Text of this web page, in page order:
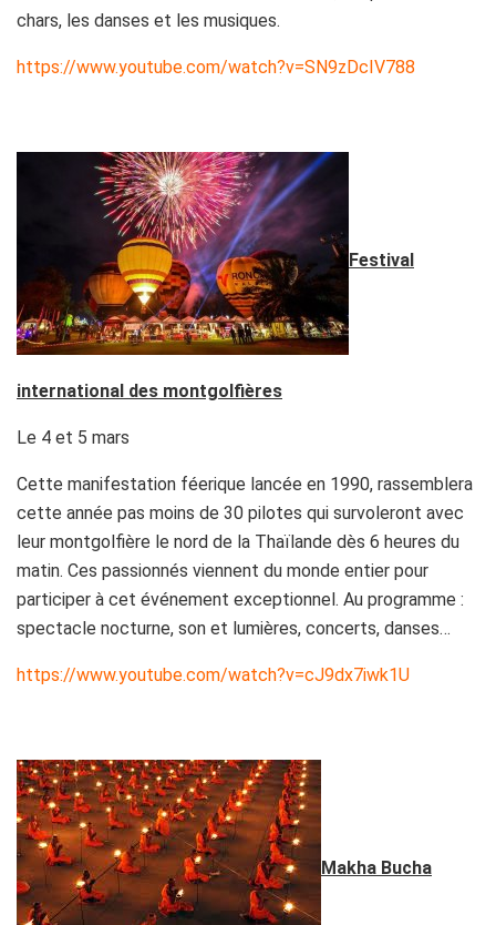
chars, les danses et les musiques.
https://www.youtube.com/watch?v=SN9zDcIV788
Festival
international des montgolfières
Le 4 et 5 mars
Cette manifestation féerique lancée en 1990, rassemblera
cette année pas moins de 30 pilotes qui survoleront avec
leur montgolfière le nord de la Thaïlande dès 6 heures du
matin. Ces passionnés viennent du monde entier pour
participer à cet événement exceptionnel. Au programme :
spectacle nocturne, son et lumières, concerts, danses…
https://www.youtube.com/watch?v=cJ9dx7iwk1U
Makha Bucha